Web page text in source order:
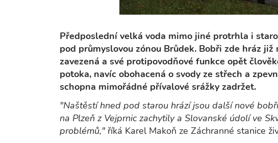
Předposlední velká voda mimo jiné protrhla i
pod průmyslovou zónou Brůdek. Bobři zde hráz
zavezená a své protipovodňové funkce opět
potoka, navíc obohacená o svody ze střech a
schopna mimořádné přívalové srážky zadržet.
"Naštěstí hned pod starou hrází jsou další nové
na Plzeň z Vejprnic zachytily a Slovanské údolí ve
problémů," říká Karel Makoň ze Záchranné stanice